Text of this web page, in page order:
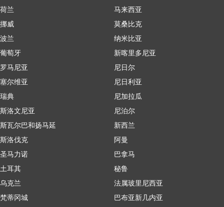
荷兰
挪威
波兰
葡萄牙
罗马尼亚
塞尔维亚
瑞典
斯洛文尼亚
斯瓦尔巴和扬马延
斯洛伐克
圣马力诺
土耳其
乌克兰
梵蒂冈城
马来西亚
莫桑比克
纳米比亚
新喀里多尼亚
尼日尔
尼日利亚
尼加拉瓜
尼泊尔
新西兰
阿曼
巴拿马
秘鲁
法属玻里尼西亚
巴布亚新几内亚